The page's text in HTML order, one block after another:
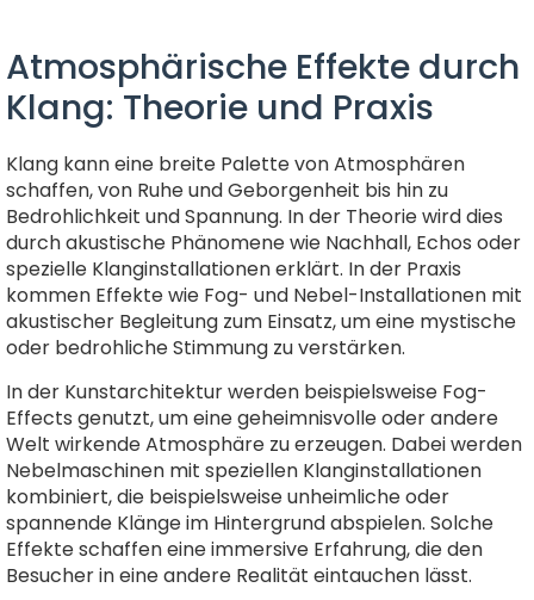
Atmosphärische Effekte durch
Klang: Theorie und Praxis
Klang kann eine breite Palette von Atmosphären
schaffen, von Ruhe und Geborgenheit bis hin zu
Bedrohlichkeit und Spannung. In der Theorie wird dies
durch akustische Phänomene wie Nachhall, Echos oder
spezielle Klanginstallationen erklärt. In der Praxis
kommen Effekte wie Fog- und Nebel-Installationen mit
akustischer Begleitung zum Einsatz, um eine mystische
oder bedrohliche Stimmung zu verstärken.
In der Kunstarchitektur werden beispielsweise Fog-
Effects genutzt, um eine geheimnisvolle oder andere
Welt wirkende Atmosphäre zu erzeugen. Dabei werden
Nebelmaschinen mit speziellen Klanginstallationen
kombiniert, die beispielsweise unheimliche oder
spannende Klänge im Hintergrund abspielen. Solche
Effekte schaffen eine immersive Erfahrung, die den
Besucher in eine andere Realität eintauchen lässt.